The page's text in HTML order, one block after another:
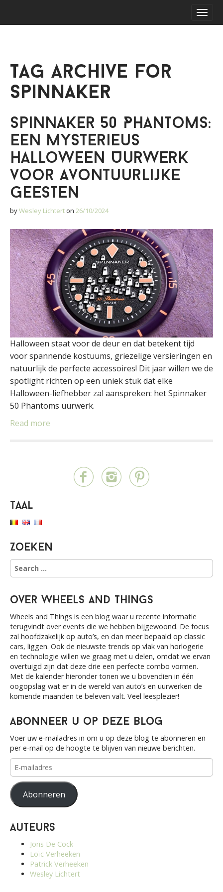
i
Tag Archive for
Spinnaker
Spinnaker 50 Phantoms:
een Mysterieus
Halloween Uurwerk
voor Avontuurlijke
Geesten
byWesley Lichterton 26/10/2024
Halloween staat voor de deur en dat betekent tijd
voor spannende kostuums, griezelige versieringen en
natuurlijk de perfecte accessoires! Dit jaar willen we de
spotlight richten op een uniek stuk dat elke
Halloween-liefhebber zal aanspreken: het Spinnaker
50 Phantoms uurwerk.
Read more
Taal
Zoeken
S
c
h
f
over Wheels and Things
Wheels and Things is een blog waar u recente informatie
terugvindt over events die we hebben bijgewoond. De focus
zal hoofdzakelijk op auto’s, en dan meer bepaald op classic
cars, liggen. Ook de nieuwste trends op vlak van horlogerie
en technologie willen we graag met u delen, omdat we ervan
overtuigd zijn dat deze drie een perfecte combo vormen.
Met de kalender hieronder tonen we u bovendien in één
oogopslag wat er in de wereld van auto’s en uurwerken de
komende maanden te beleven valt. Veel leesplezier!
Abonneer u op deze blog
Voer uw e-mailadres in om u op deze blog te abonneren en
per e-mail op de hoogte te blijven van nieuwe berichten.
E-
mailadres
Abonneren
Auteurs
Joris De Cock
Loïc Verheeken
Patrick Verheeken
Wesley Lichtert